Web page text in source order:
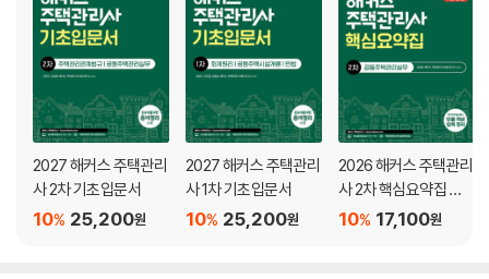
2027 해커스 주택관리
사 2차 기초입문서
25,200원
10%
2027 해커스 주택관리
사 1차 기초입문서
25,200원
10%
2026 해커스 주택관리
사 2차 핵심요약집 공
동주택관리실무
17,100원
10%